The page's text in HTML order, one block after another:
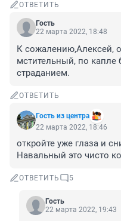
ОТВЕТИТЬ
Гость
22 марта 2022, 18:48
К сожалению,Алексей,
мстительный, по капле
страданием.
ОТВЕТИТЬ
Гость из центра
22 марта 2022, 18:46
откройте уже глаза и
Навальный это чисто
ОТВЕТИТЬ 5
Гость
22 марта 2022, 19:43